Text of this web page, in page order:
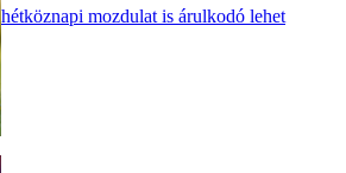
hétköznapi mozdulat is árulkodó lehet